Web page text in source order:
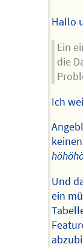
Hallo
Ein
die
Ich
Und
ein